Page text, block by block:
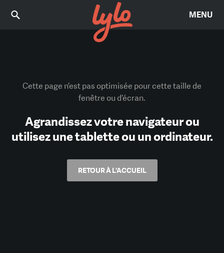
MENU
Cette page n’est pas optimisée pour cette taille de
fenêtre ou d’écran.
Agrandissez votre navigateur ou
utilisez une tablette ou un ordinateur.
RETOUR À L'ACCUEIL